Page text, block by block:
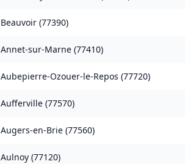
Beauvoir (77390)
Annet-sur-Marne (77410)
Aubepierre-Ozouer-le-Repos (77720)
Aufferville (77570)
Augers-en-Brie (77560)
Aulnoy (77120)